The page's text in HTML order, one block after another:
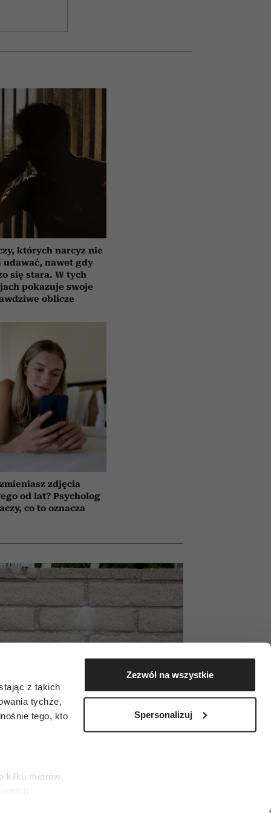
z takich
tychże,
tego, kto
kilku metrów
Zezwól na wszystkie
Spersonalizuj
których narcyz nie
udawać, nawet gdy
się stara. W tych
pokazuje swoje
oblicze
zdjęcia
od lat? Psycholog
co to oznacza